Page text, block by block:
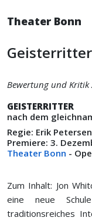
Theater Bonn
Geisterritter
Bewertung und Kritik
GEISTERRITTER
nach dem
Regie: Erik Petersen
Premiere: 3.
Theater Bonn -
Zum Inhalt: Jon
eine neue
traditionsreiches